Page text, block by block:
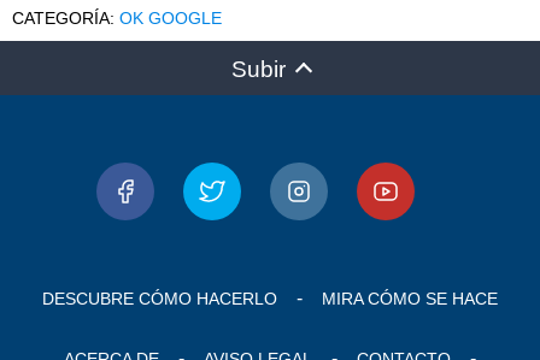
OK GOOGLE
Subir
DESCUBRE CÓMO HACERLO MIRA CÓMO SE HACE